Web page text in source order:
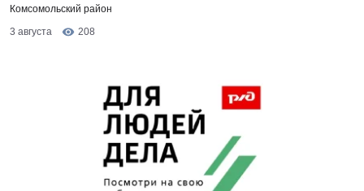
Комсомольский район
3 августа
208